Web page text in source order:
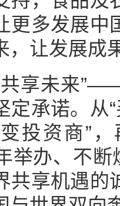
更多发展中
，让发展成
未来”——
定承诺。从
投资商”
举办、不断
共享机遇的